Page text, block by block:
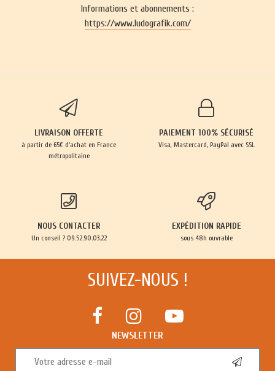
Informations et abonnements :
https://www.ludografik.com/
LIVRAISON OFFERTE
à partir de 65€ d'achat en France
métropolitaine
PAIEMENT 100% SÉCURISÉ
Visa, Mastercard, PayPal avec SSL
NOUS CONTACTER
Un conseil ? 09.52.90.03.22
EXPÉDITION RAPIDE
sous 48h ouvrable
SUIVEZ-NOUS !
NEWSLETTER